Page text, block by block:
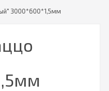
3000*600*1,5мм